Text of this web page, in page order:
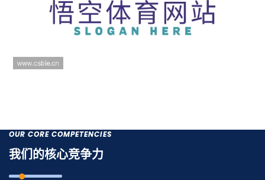
OUR CORE COMPETENCIES
我们的核心竞争力